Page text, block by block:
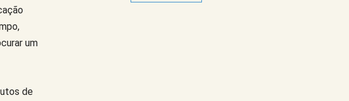
um
de